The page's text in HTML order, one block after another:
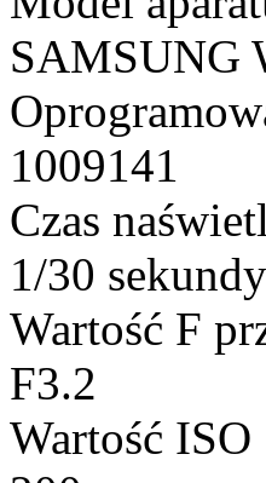
SAMSUNG
1009141
Czas
1/30 sekundy
Wartość F
F3.2
Wartość ISO